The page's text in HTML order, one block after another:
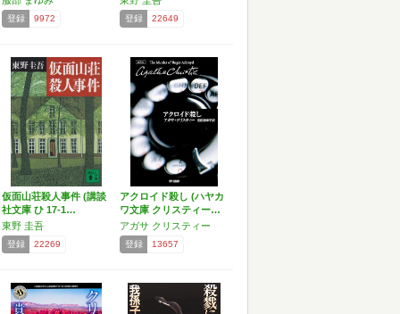
登録 9972 登録 22649
仮面山荘殺人事件 (講談
社文庫 ひ 17-1…
東野 圭吾
登録 22269
アクロイド殺し (ハヤカ
ワ文庫 クリスティー…
アガサ クリスティー
登録 13657